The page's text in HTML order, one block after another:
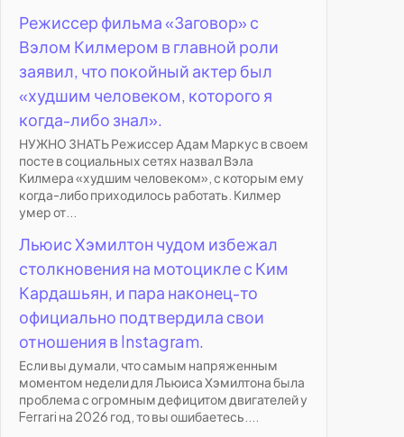
Режиссер фильма «Заговор» с
Вэлом Килмером в главной роли
заявил, что покойный актер был
«худшим человеком, которого я
когда-либо знал».
НУЖНО ЗНАТЬ Режиссер Адам Маркус в своем
посте в социальных сетях назвал Вэла
Килмера «худшим человеком», с которым ему
когда-либо приходилось работать. Килмер
умер от...
Льюис Хэмилтон чудом избежал
столкновения на мотоцикле с Ким
Кардашьян, и пара наконец-то
официально подтвердила свои
отношения в Instagram.
Если вы думали, что самым напряженным
моментом недели для Льюиса Хэмилтона была
проблема с огромным дефицитом двигателей у
Ferrari на 2026 год, то вы ошибаетесь....